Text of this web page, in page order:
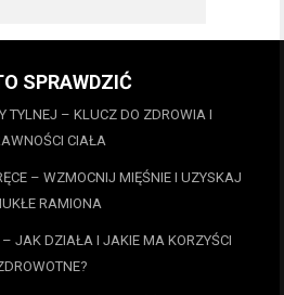
SPRAWDZIĆ
TYLNEJ – KLUCZ DO ZDROWIA I
CIAŁA
– WZMOCNIJ MIĘŚNIE I UZYSKAJ
RAMIONA
– JAK DZIAŁA I JAKIE MA KORZYŚCI